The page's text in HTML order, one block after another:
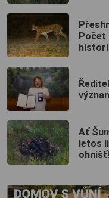
Počet
Ať
letos
ohnišť!